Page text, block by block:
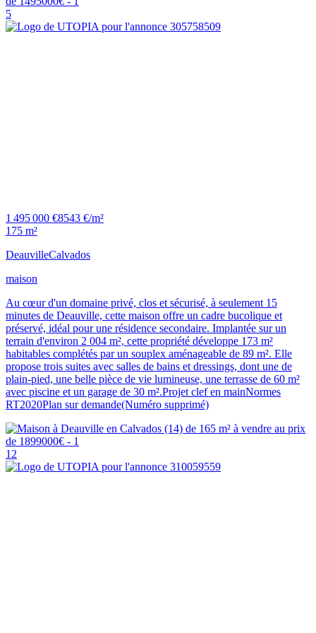
5
1 495 000 €8543 €/m²
175 m²
DeauvilleCalvados
maison
Au cœur d'un domaine privé, clos et sécurisé, à seulement 15
minutes de Deauville, cette maison offre un cadre bucolique et
préservé, idéal pour une résidence secondaire. Implantée sur un
terrain d'environ 2 004 m², cette propriété développe 173 m²
habitables complétés par un souplex aménageable de 89 m². Elle
propose trois suites avec salles de bains et dressings, dont une de
plain-pied, une belle pièce de vie lumineuse, une terrasse de 60 m²
avec piscine et un garage de 30 m².Projet clef en mainNormes
RT2020Plan sur demande(Numéro supprimé)
12